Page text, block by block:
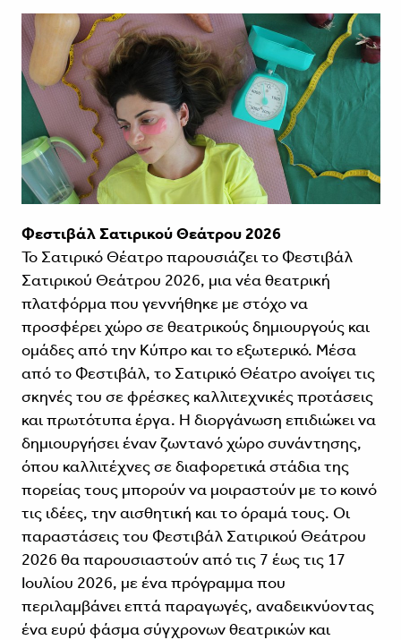
Φεστιβάλ Σατιρικού Θεάτρου 2026
Το Σατιρικό Θέατρο παρουσιάζει το Φεστιβάλ
Σατιρικού Θεάτρου 2026, μια νέα θεατρική
πλατφόρμα που γεννήθηκε με στόχο να
προσφέρει χώρο σε θεατρικούς δημιουργούς και
ομάδες από την Κύπρο και το εξωτερικό. Μέσα
από το Φεστιβάλ, το Σατιρικό Θέατρο ανοίγει τις
σκηνές του σε φρέσκες καλλιτεχνικές προτάσεις
και πρωτότυπα έργα. Η διοργάνωση επιδιώκει να
δημιουργήσει έναν ζωντανό χώρο συνάντησης,
όπου καλλιτέχνες σε διαφορετικά στάδια της
πορείας τους μπορούν να μοιραστούν με το κοινό
τις ιδέες, την αισθητική και το όραμά τους. Οι
παραστάσεις του Φεστιβάλ Σατιρικού Θεάτρου
2026 θα παρουσιαστούν από τις 7 έως τις 17
Ιουλίου 2026, με ένα πρόγραμμα που
περιλαμβάνει επτά παραγωγές, αναδεικνύοντας
ένα ευρύ φάσμα σύγχρονων θεατρικών και